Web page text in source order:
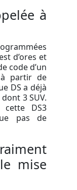
à
d’ores et
code d’un
à partir de
DS a déjà
3 SUV.
cette DS3
pas de
mise